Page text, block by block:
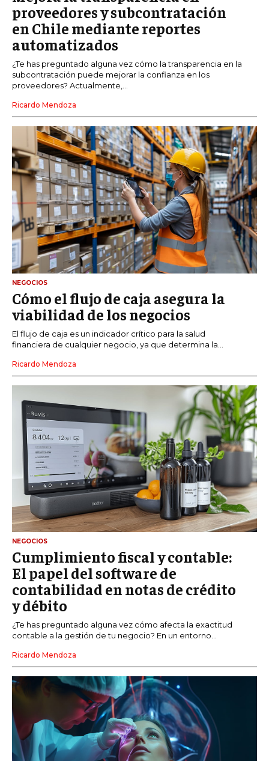
proveedores y subcontratación
en Chile mediante reportes
automatizados
¿Te has preguntado alguna vez cómo la transparencia en la
subcontratación puede mejorar la confianza en los
proveedores? Actualmente,...
Ricardo Mendoza
NEGOCIOS
Cómo el flujo de caja asegura la
viabilidad de los negocios
El flujo de caja es un indicador crítico para la salud
financiera de cualquier negocio, ya que determina la...
Ricardo Mendoza
NEGOCIOS
Cumplimiento fiscal y contable:
El papel del software de
contabilidad en notas de crédito
y débito
¿Te has preguntado alguna vez cómo afecta la exactitud
contable a la gestión de tu negocio? En un entorno...
Ricardo Mendoza